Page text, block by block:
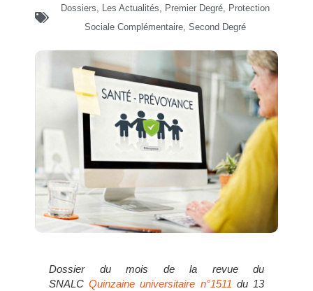
Dossiers, Les Actualités, Premier Degré, Protection
Sociale Complémentaire, Second Degré
Dossier du mois de la revue du
SNALCQuinzaine universitaire n°1511 du 13